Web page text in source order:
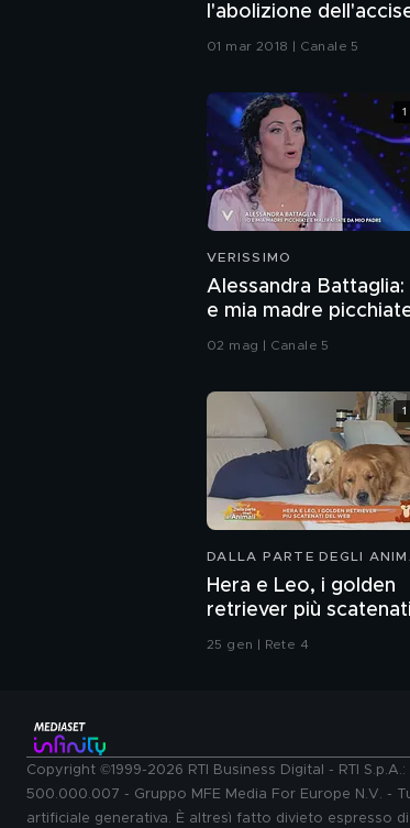
l'abolizione
01 mar 2018 | Canale 5
VERISSIMO
Alessandra Battaglia:
e mia madre
maltrattate da mio
02 mag | Canale 5
1
DALLA PARTE DEGLI
Hera e Leo, i golden
retriever più
25 gen | Rete 4
1
Copyright ©1999-2026 RTI Business Digital - RTI
500.000.007 - Gruppo MFE Media For Europe N.V. -
artificiale generativa. È altresì fatto divieto espresso